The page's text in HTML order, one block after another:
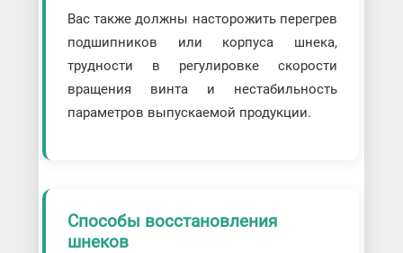
Вас также должны насторожить перегрев
подшипников или корпуса шнека,
трудности в регулировке скорости
вращения винта и нестабильность
параметров выпускаемой продукции.
Способы восстановления
шнеков